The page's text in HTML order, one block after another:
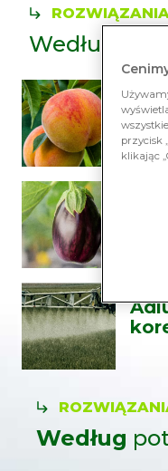
Według
Według
przycisk
klikając